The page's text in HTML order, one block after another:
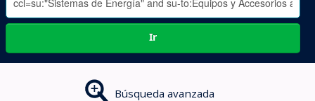
Ir
Búsqueda avanzada